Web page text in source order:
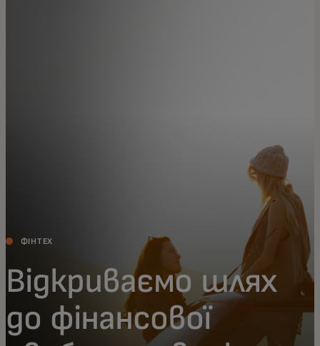
ФІНТЕХ
Відкриваємо шлях
до фінансової